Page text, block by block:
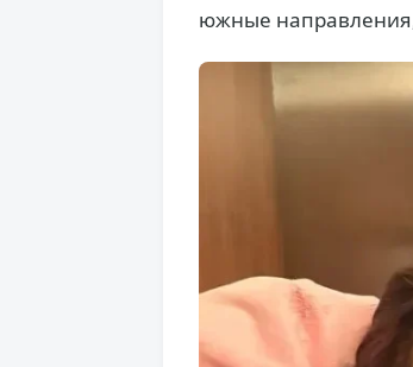
южные направления,